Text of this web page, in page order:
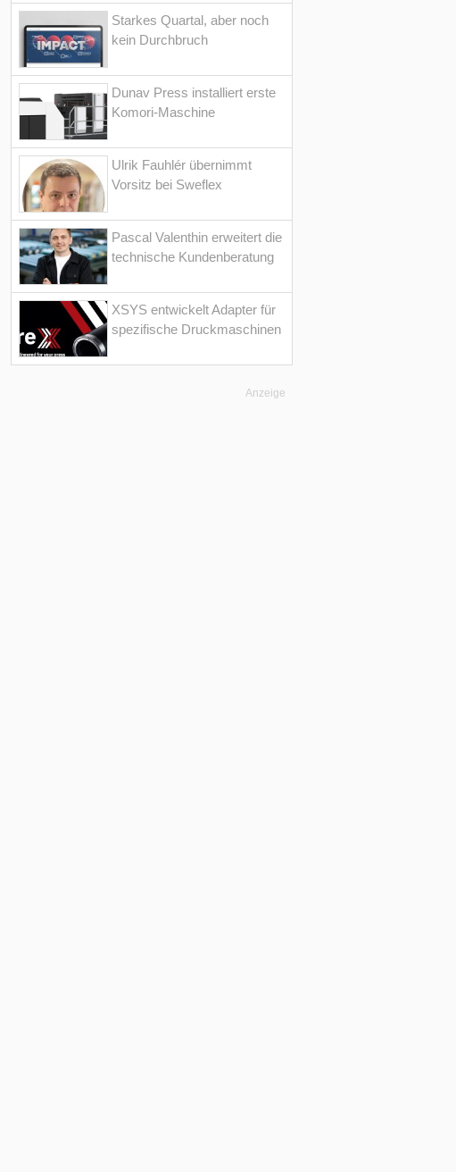
Starkes Quartal, aber noch
kein Durchbruch
Dunav Press installiert erste
Komori-Maschine
Ulrik Fauhlér übernimmt
Vorsitz bei Sweflex
Pascal Valenthin erweitert die
technische Kundenberatung
XSYS entwickelt Adapter für
spezifische Druckmaschinen
Anzeige